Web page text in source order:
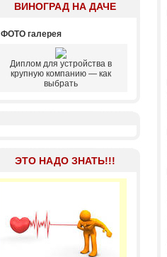
ВИНОГРАД НА ДАЧЕ
ФОТО галерея
Диплом для устройства в
крупную компанию — как
выбрать
ЭТО НАДО ЗНАТЬ!!!